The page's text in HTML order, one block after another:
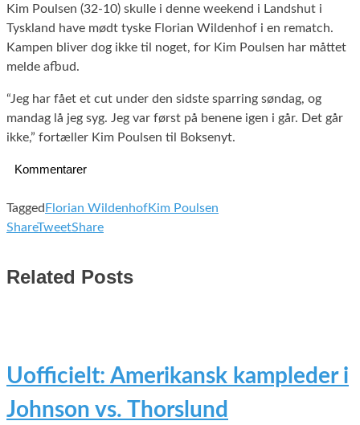
Kim Poulsen (32-10) skulle i denne weekend i Landshut i
Tyskland have mødt tyske Florian Wildenhof i en rematch.
Kampen bliver dog ikke til noget, for Kim Poulsen har måttet
melde afbud.
“Jeg har fået et cut under den sidste sparring søndag, og
mandag lå jeg syg. Jeg var først på benene igen i går. Det går
ikke,” fortæller Kim Poulsen til Boksenyt.
Kommentarer
Tagged Florian WildenhofKim Poulsen
ShareTweetShare
Related Posts
Uofficielt: Amerikansk kampleder i
Johnson vs. Thorslund